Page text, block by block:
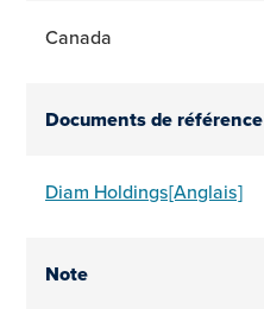
Canada
Documents de référence
Diam Holdings[Anglais]
Note